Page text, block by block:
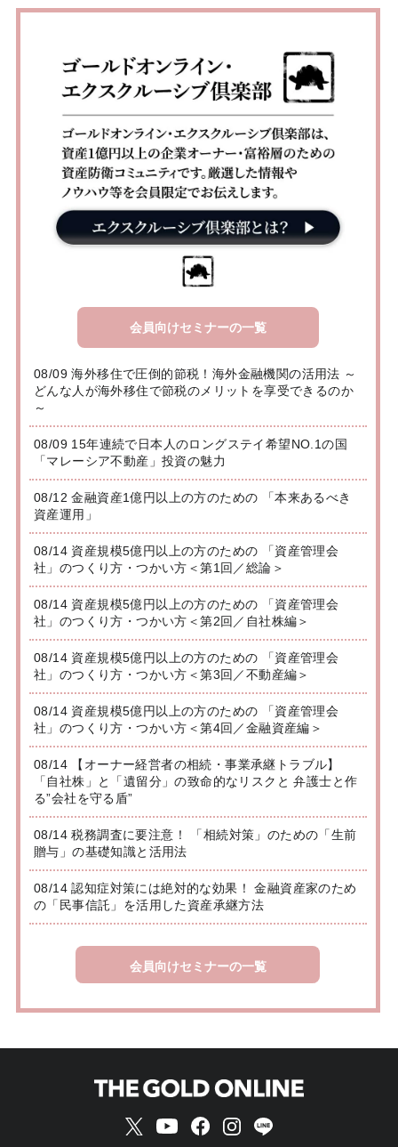
会員向けセミナーの一覧
08/09 海外移住で圧倒的節税！海外金融機関の活用法 ～
どんな人が海外移住で節税のメリットを享受できるのか
～
08/09 15年連続で日本人のロングステイ希望NO.1の国
「マレーシア不動産」投資の魅力
08/12 金融資産1億円以上の方のための 「本来あるべき
資産運用」
08/14 資産規模5億円以上の方のための 「資産管理会
社」のつくり方・つかい方＜第1回／総論＞
08/14 資産規模5億円以上の方のための 「資産管理会
社」のつくり方・つかい方＜第2回／自社株編＞
08/14 資産規模5億円以上の方のための 「資産管理会
社」のつくり方・つかい方＜第3回／不動産編＞
08/14 資産規模5億円以上の方のための 「資産管理会
社」のつくり方・つかい方＜第4回／金融資産編＞
08/14 【オーナー経営者の相続・事業承継トラブル】
「自社株」と「遺留分」の致命的なリスクと 弁護士と作
る”会社を守る盾”
08/14 税務調査に要注意！ 「相続対策」のための「生前
贈与」の基礎知識と活用法
08/14 認知症対策には絶対的な効果！ 金融資産家のため
の「民事信託」を活用した資産承継方法
会員向けセミナーの一覧